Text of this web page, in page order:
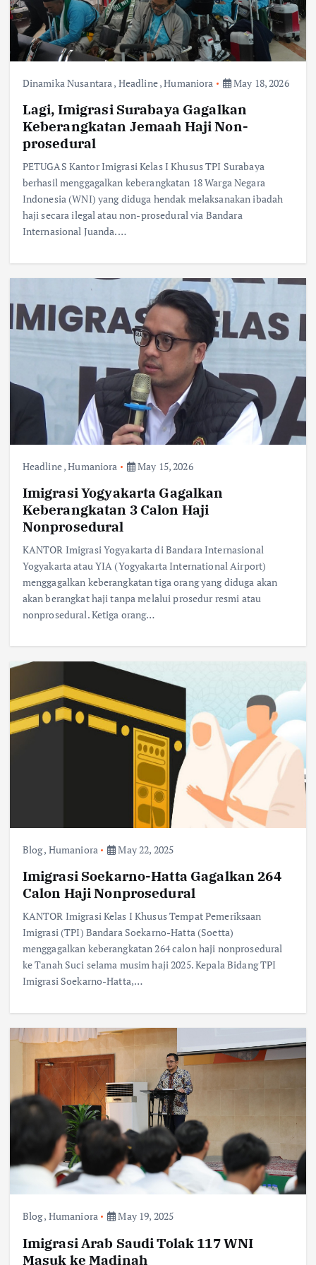
Dinamika Nusantara, Headline,Humaniora May 18, 2026
Lagi, Imigrasi Surabaya Gagalkan
Keberangkatan Jemaah Haji Non-
prosedural
PETUGAS Kantor Imigrasi Kelas I Khusus TPI Surabaya
berhasil menggagalkan keberangkatan 18 Warga Negara
Indonesia (WNI) yang diduga hendak melaksanakan ibadah
haji secara ilegal atau non-prosedural via Bandara
Internasional Juanda.…
Headline,Humaniora May 15, 2026
Imigrasi Yogyakarta Gagalkan
Keberangkatan 3 Calon Haji
Nonprosedural
KANTOR Imigrasi Yogyakarta di Bandara Internasional
Yogyakarta atau YIA (Yogyakarta International Airport)
menggagalkan keberangkatan tiga orang yang diduga akan
akan berangkat haji tanpa melalui prosedur resmi atau
nonprosedural. Ketiga orang…
Blog, Humaniora May 22, 2025
Imigrasi Soekarno-Hatta Gagalkan 264
Calon Haji Nonprosedural
KANTOR Imigrasi Kelas I Khusus Tempat Pemeriksaan
Imigrasi (TPI) Bandara Soekarno-Hatta (Soetta)
menggagalkan keberangkatan 264 calon haji nonprosedural
ke Tanah Suci selama musim haji 2025. Kepala Bidang TPI
Imigrasi Soekarno-Hatta,…
Blog, Humaniora May 19, 2025
Imigrasi Arab Saudi Tolak 117 WNI
Masuk ke Madinah